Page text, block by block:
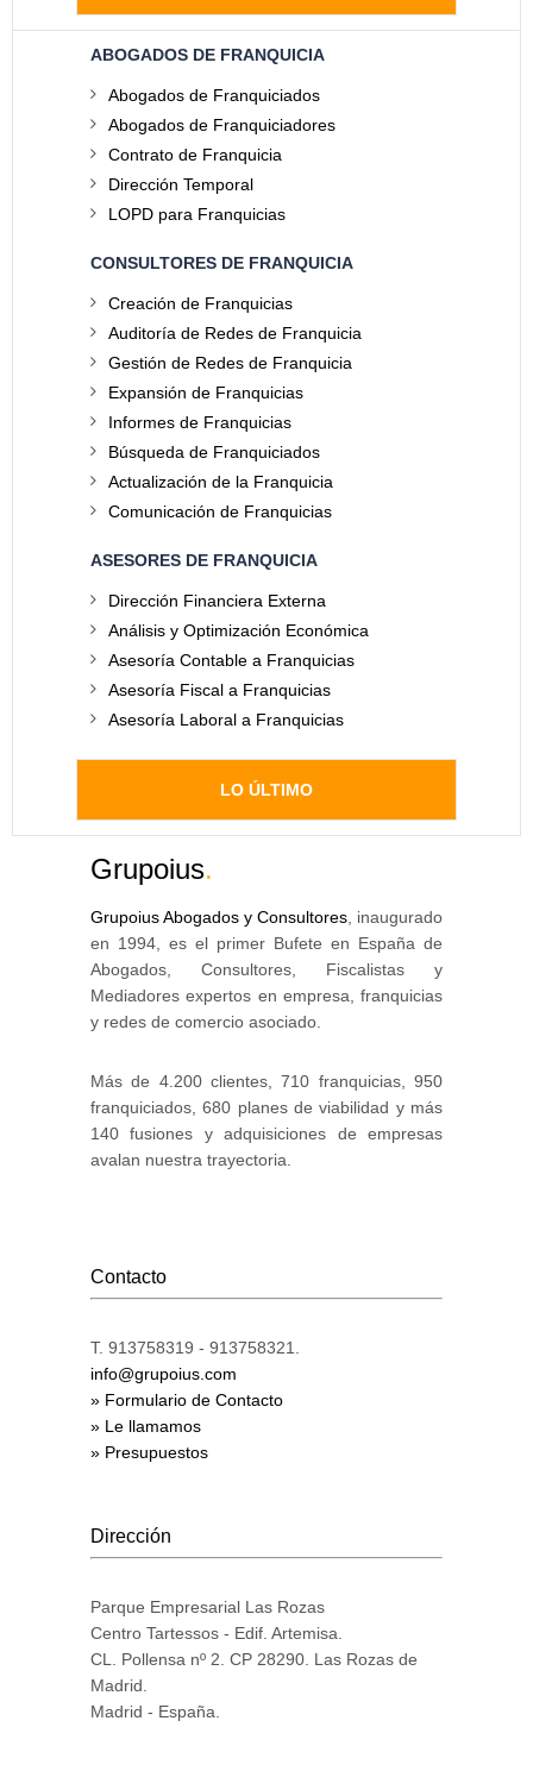
ABOGADOS DE FRANQUICIA
Abogados de Franquiciados
Abogados de Franquiciadores
Contrato de Franquicia
Dirección Temporal
LOPD para Franquicias
CONSULTORES DE FRANQUICIA
Creación de Franquicias
Auditoría de Redes de Franquicia
Gestión de Redes de Franquicia
Expansión de Franquicias
Informes de Franquicias
Búsqueda de Franquiciados
Actualización de la Franquicia
Comunicación de Franquicias
ASESORES DE FRANQUICIA
Dirección Financiera Externa
Análisis y Optimización Económica
Asesoría Contable a Franquicias
Asesoría Fiscal a Franquicias
Asesoría Laboral a Franquicias
LO ÚLTIMO
Grupoius.
Grupoius Abogados y Consultores , inaugurado
en 1994, es el primer Bufete en España de
Abogados, Consultores, Fiscalistas y
Mediadores expertos en empresa, franquicias
y redes de comercio asociado.
Más de 4.200 clientes, 710 franquicias, 950
franquiciados, 680 planes de viabilidad y más
140 fusiones y adquisiciones de empresas
avalan nuestra trayectoria.
Contacto
T. 913758319 - 913758321.
info@grupoius.com
» Formulario de Contacto
» Le llamamos
» Presupuestos
Dirección
Parque Empresarial Las Rozas
Centro Tartessos - Edif. Artemisa.
CL. Pollensa nº 2. CP 28290. Las Rozas de
Madrid.
Madrid - España.